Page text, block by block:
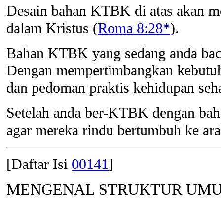
Desain bahan KTBK di atas akan
dalam Kristus (Roma 8:28*).
Bahan KTBK yang sedang anda
Dengan mempertimbangkan
dan pedoman praktis kehidupan
Setelah anda ber-KTBK dengan
agar mereka rindu bertumbuh ke
[Daftar Isi 00141]
MENGENAL STRUKTUR